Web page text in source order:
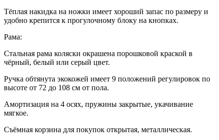
Тёплая накидка на ножки имеет хороший запас по размеру и
удобно крепится к прогулочному блоку на кнопках.
Рама:
Стальная рама коляски окрашена порошковой краской в
чёрный, белый или серый цвет.
Ручка обтянута экокожей имеет 9 положений регулировок по
высоте от 72 до 108 см от пола.
Амортизация на 4 осях, пружины закрытые, укачивание
мягкое.
Съёмная корзина для покупок открытая, металлическая.